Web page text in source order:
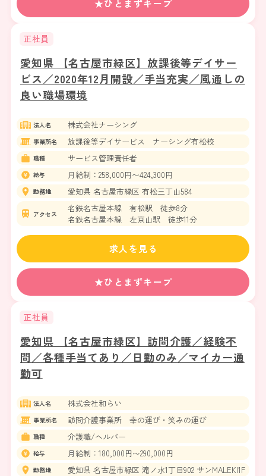
★ひとまずキープ
正社員
愛知県 【名古屋市緑区】放課後等デイサー
ビス／2020年12月開設／手当充実／風通しの
良い職場環境
法人名 株式会社ナーシング
事業所名 放課後等デイサービス ナーシング有松校
職種 サービス管理責任者
給与 月給制：258,000円〜424,300円
勤務地 愛知県 名古屋市緑区 有松三丁山584
アクセス
名鉄名古屋本線 有松駅 徒歩8分
名鉄名古屋本線 左京山駅 徒歩11分
★ひとまずキープ
求人を見る
正社員
愛知県 【名古屋市緑区】訪問介護／経験不
問／各種手当てあり／日勤のみ／マイカー通
勤可
法人名 株式会社和らい
事業所名 訪問介護事業所 幸の運び・笑みの運び
職種 介護職/ヘルパー
給与 月給制：180,000円〜290,000円
勤務地 愛知県 名古屋市緑区 滝ノ水1丁目902 サンMALEKI1F